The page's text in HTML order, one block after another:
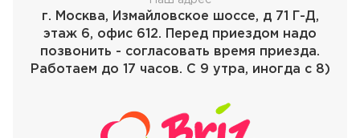
г. Москва, Измайловское шоссе, д 71 Г-Д,
этаж 6, офис 612. Перед приездом надо
позвонить - согласовать время приезда.
Работаем до 17 часов. С 9 утра, иногда с 8)